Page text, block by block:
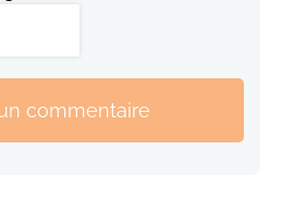
commentaire